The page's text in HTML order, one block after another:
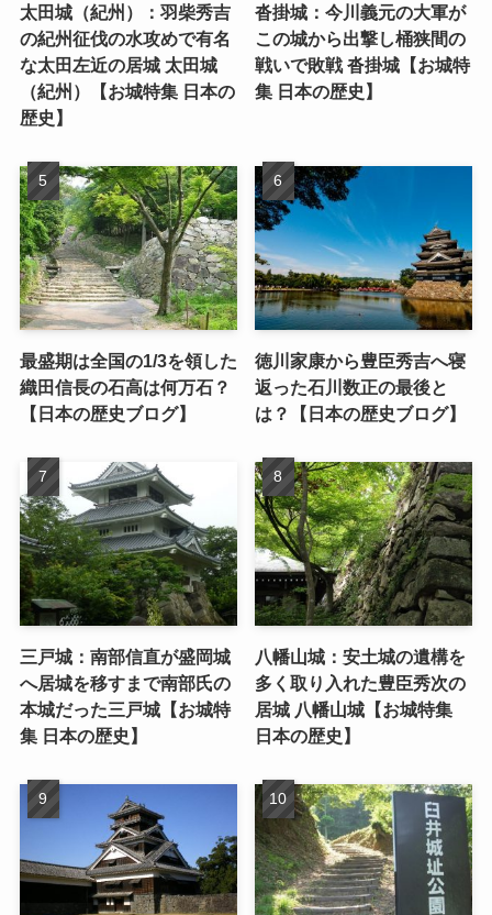
太田城（紀州）：羽柴秀吉
の紀州征伐の水攻めで有名
な太田左近の居城 太田城
（紀州）【お城特集 日本の
歴史】
沓掛城：今川義元の大軍が
この城から出撃し桶狭間の
戦いで敗戦 沓掛城【お城特
集 日本の歴史】
最盛期は全国の1/3を領した
織田信長の石高は何万石？
【日本の歴史ブログ】
徳川家康から豊臣秀吉へ寝
返った石川数正の最後と
は？【日本の歴史ブログ】
三戸城：南部信直が盛岡城
へ居城を移すまで南部氏の
本城だった三戸城【お城特
集 日本の歴史】
八幡山城：安土城の遺構を
多く取り入れた豊臣秀次の
居城 八幡山城【お城特集
日本の歴史】